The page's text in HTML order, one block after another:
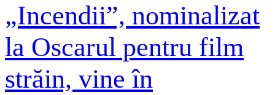
„Incendii”, nominalizat
la Oscarul pentru film
străin, vine în